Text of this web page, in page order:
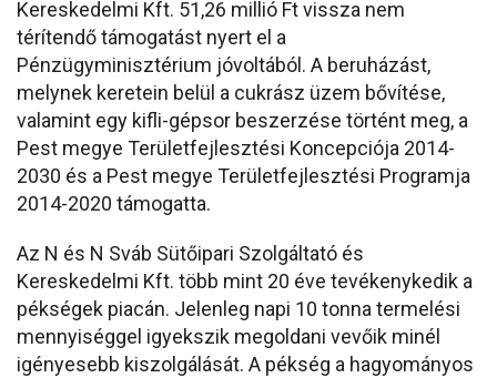
Kereskedelmi Kft. 51,26 millió Ft vissza nem
térítendő támogatást nyert el a
Pénzügyminisztérium jóvoltából. A beruházást,
melynek keretein belül a cukrász üzem bővítése,
valamint egy kifli-gépsor beszerzése történt meg, a
Pest megye Területfejlesztési Koncepciója 2014-
2030 és a Pest megye Területfejlesztési Programja
2014-2020 támogatta.
Az N és N Sváb Sütőipari Szolgáltató és
Kereskedelmi Kft. több mint 20 éve tevékenykedik a
pékségek piacán. Jelenleg napi 10 tonna termelési
mennyiséggel igyekszik megoldani vevőik minél
igényesebb kiszolgálását. A pékség a hagyományos